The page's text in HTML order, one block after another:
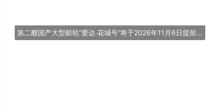
第二艘国产大型邮轮“爱达·花城号”将于2026年11月6日提前交付